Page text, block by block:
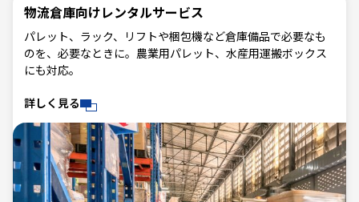
物流倉庫向けレンタルサービス
パレット、ラック、リフトや梱包機など倉庫備品で必要なも
のを、必要なときに。農業用パレット、水産用運搬ボックス
にも対応。
詳しく見る